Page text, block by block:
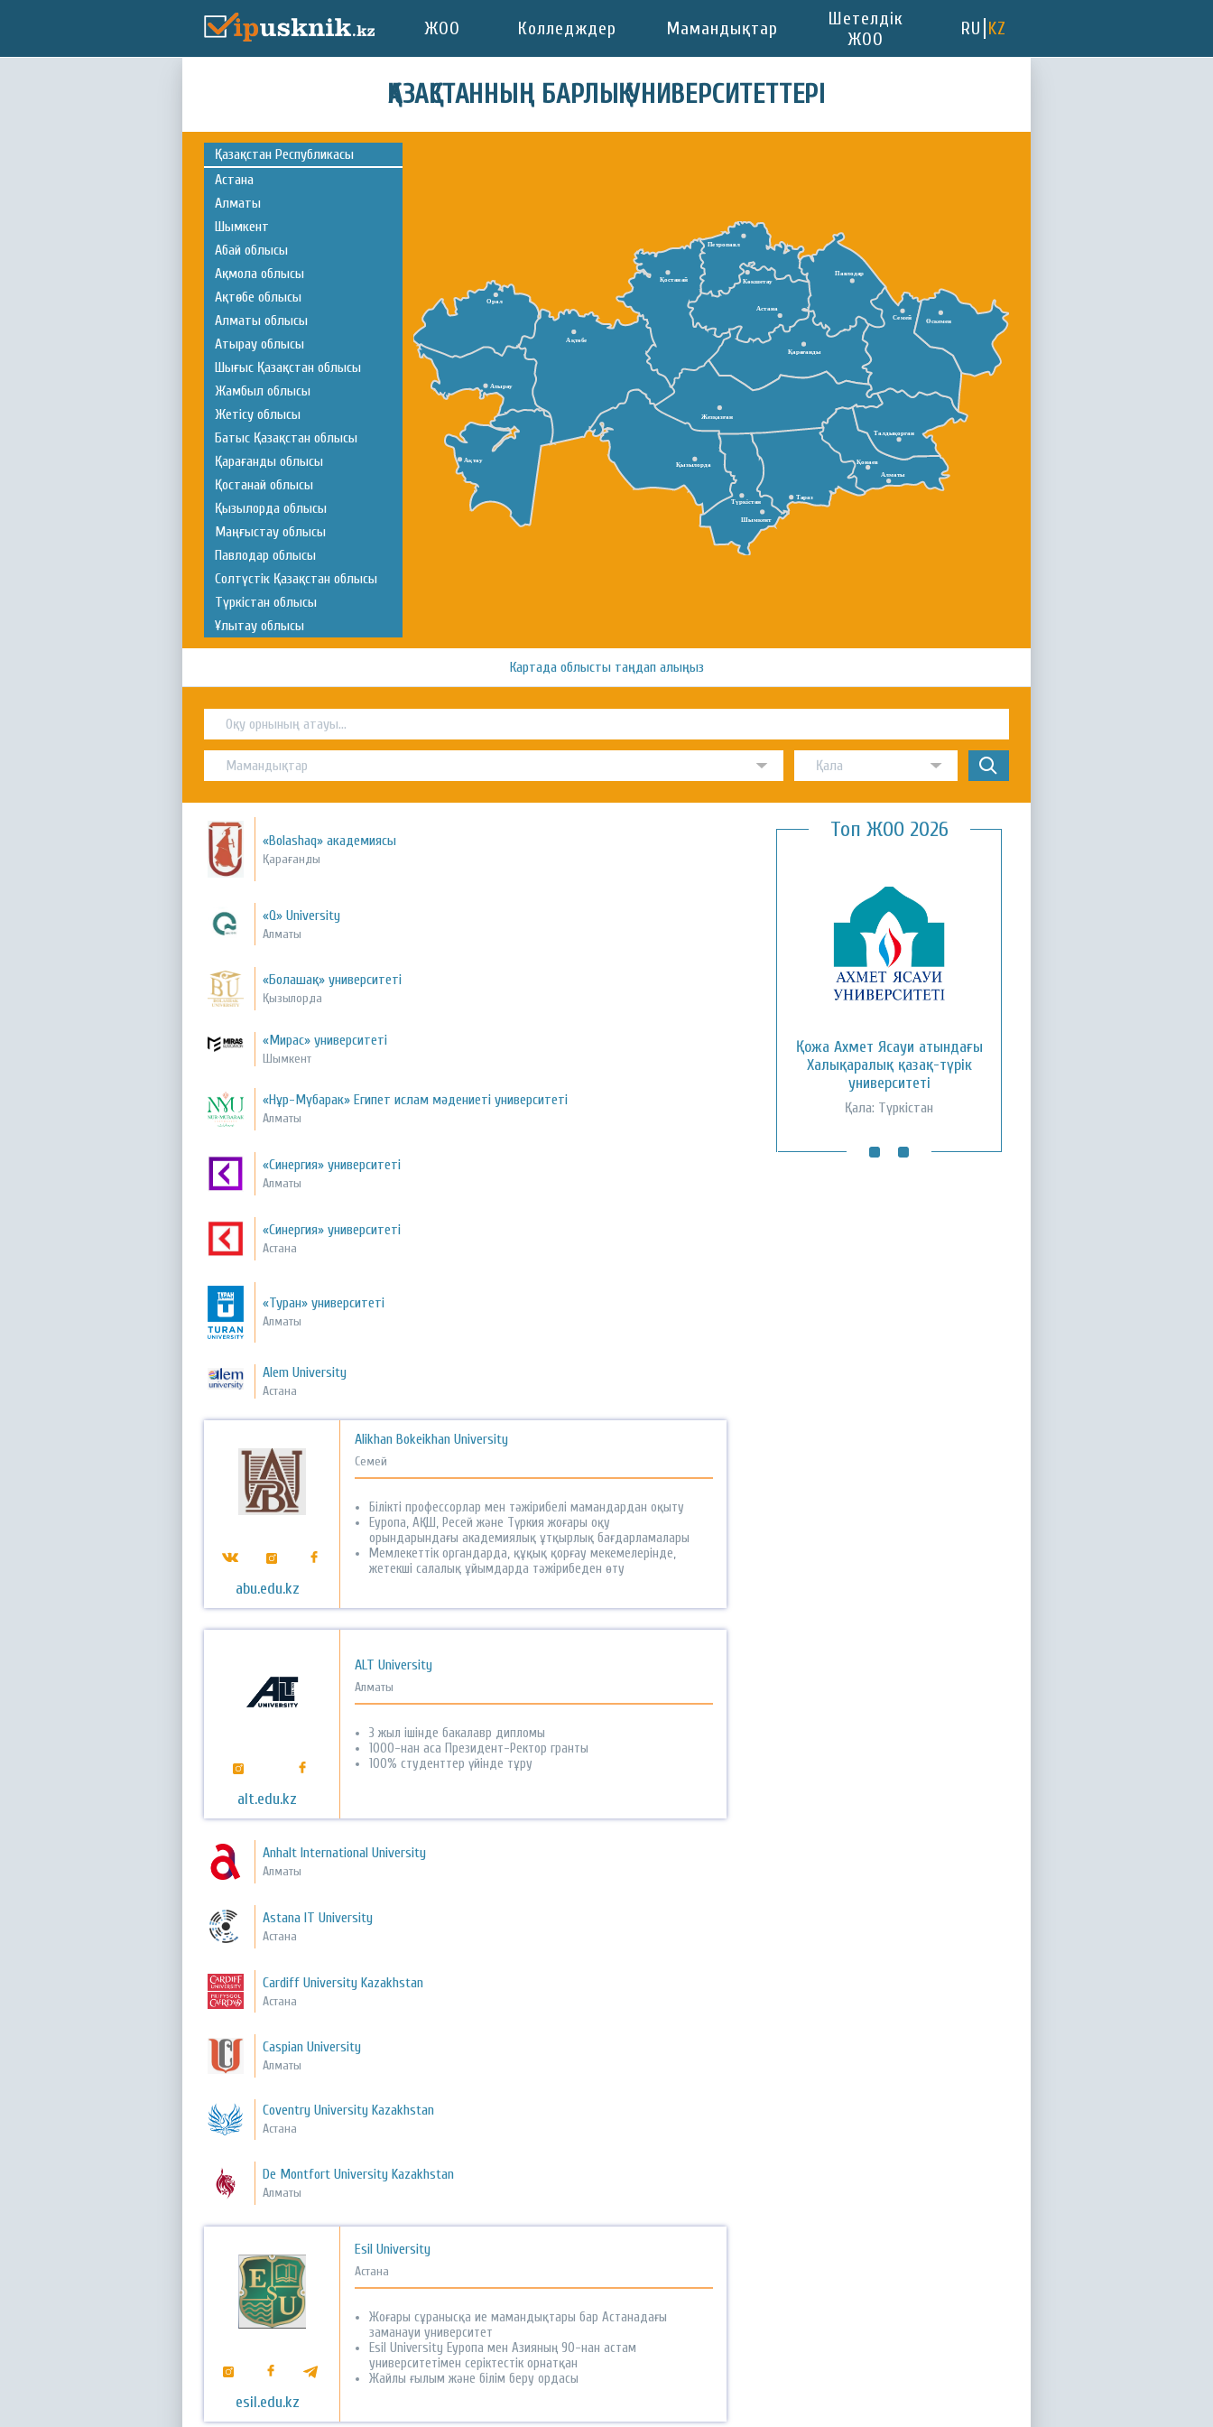
ЖОО Колледждер Мамандықтар
Шетелдік
ЖОО
RU KZ
ҚАЗАҚСТАННЫҢ БАРЛЫҚ УНИВЕРСИТЕТТЕРІ
Қазақстан Республикасы
Астана
Алматы
Шымкент
Абай облысы
Ақмола облысы
Ақтөбе облысы
Алматы облысы
Атырау облысы
Шығыс Қазақстан облысы
Жамбыл облысы
Жетісу облысы
Батыс Қазақстан облысы
Қарағанды облысы
Қостанай облысы
Қызылорда облысы
Маңғыстау облысы
Павлодар облысы
Солтүстік Қазақстан облысы
Түркістан облысы
Ұлытау облысы
Қарағанды
Қостанай
Астана
Көкшетау
Петропавл
Павлодар
Семей Өскемен
Алматы
Талдықорган
Қонаев
Орал
Ақтөбе
Атырау
Ақтау
Қызылорда
Шымкент
Тараз
Жезқазған
Түркістан
Картада облысты таңдап алыңыз
«Bolashaq» академиясы
Қарағанды
«Q» University
Алматы
«Болашақ» университеті
Қызылорда
«Мирас» университеті
Шымкент
«Нұр-Мүбарак» Египет ислам мәдениеті университеті
Алматы
«Синергия» университеті
Алматы
«Синергия» университеті
Астана
«Туран» университеті
Алматы
Alem University
Астана
abu.edu.kz
Alikhan Bokeikhan University
Семей
Білікті профессорлар мен тәжірибелі мамандардан оқыту
Еуропа, АҚШ, Ресей және Түркия жоғары оқу
орындарындағы академиялық ұтқырлық бағдарламалары
Мемлекеттік органдарда, құқық қорғау мекемелерінде,
жетекші салалық ұйымдарда тәжірибеден өту
alt.edu.kz
ALT University
Алматы
3 жыл ішінде бакалавр дипломы
1000-нан аса Президент-Ректор гранты
100% студенттер үйінде тұру
Anhalt International University
Алматы
Astana IT University
Астана
Cardiff University Kazakhstan
Астана
Caspian University
Алматы
Coventry University Kazakhstan
Астана
De Montfort University Kazakhstan
Алматы
esil.edu.kz
Esil University
Астана
Жоғары сұранысқа ие мамандықтары бар Астанадағы
заманауи университет
Esil University Еуропа мен Азияның 90-нан астам
университетімен серіктестік орнатқан
Жайлы ғылым және білім беру ордасы
Топ ЖОО 2026
Қожа Ахмет Ясауи атындағы
Халықаралық қазақ-түрік
университеті
Қала: Түркістан
Қызылорда ашық
университеті
Қала: Қызылорда